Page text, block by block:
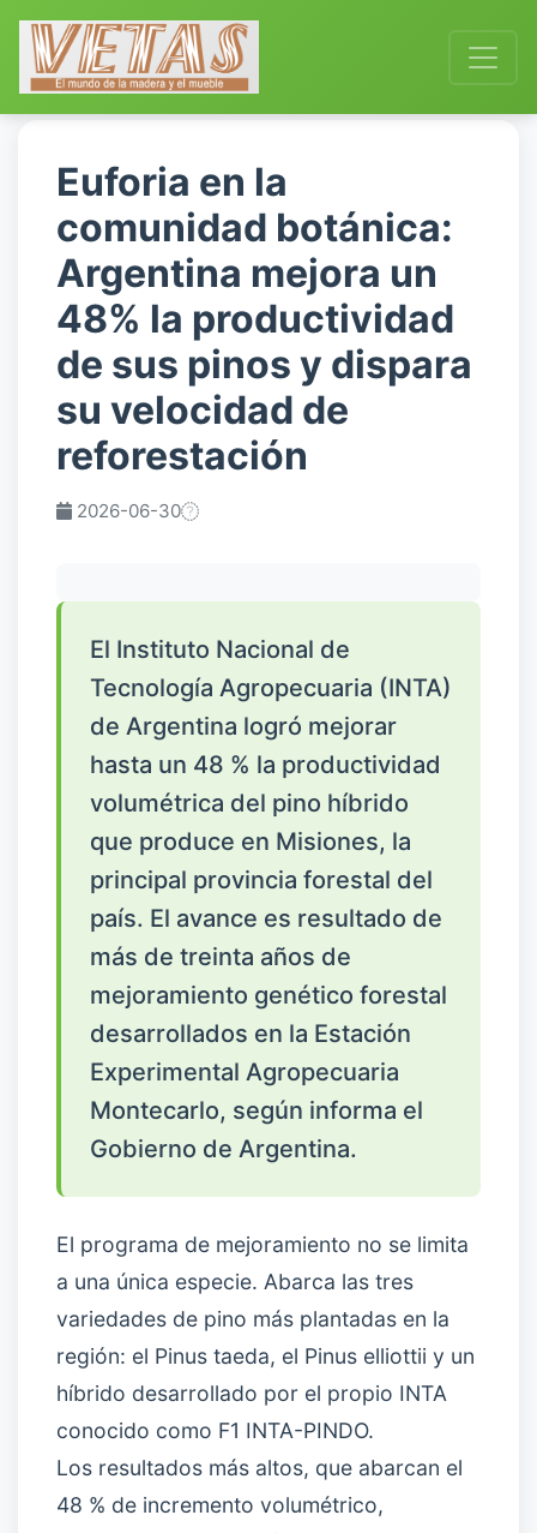
Euforia en la
comunidad botánica:
Argentina mejora un
48% la productividad
de sus pinos y dispara
su velocidad de
reforestación
2026-06-30
El Instituto Nacional de
Tecnología Agropecuaria (INTA)
de Argentina logró mejorar
hasta un 48 % la productividad
volumétrica del pino híbrido
que produce en Misiones, la
principal provincia forestal del
país. El avance es resultado de
más de treinta años de
mejoramiento genético forestal
desarrollados en la Estación
Experimental Agropecuaria
Montecarlo, según informa el
Gobierno de Argentina.
El programa de mejoramiento no se limita
a una única especie. Abarca las tres
variedades de pino más plantadas en la
región: el Pinus taeda, el Pinus elliottii y un
híbrido desarrollado por el propio INTA
conocido como F1 INTA-PINDO.
Los resultados más altos, que abarcan el
48 % de incremento volumétrico,